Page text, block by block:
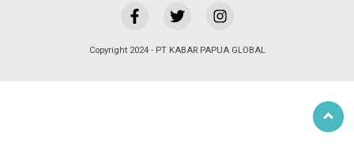
Copyright 2024 - PT KABAR PAPUA GLOBAL